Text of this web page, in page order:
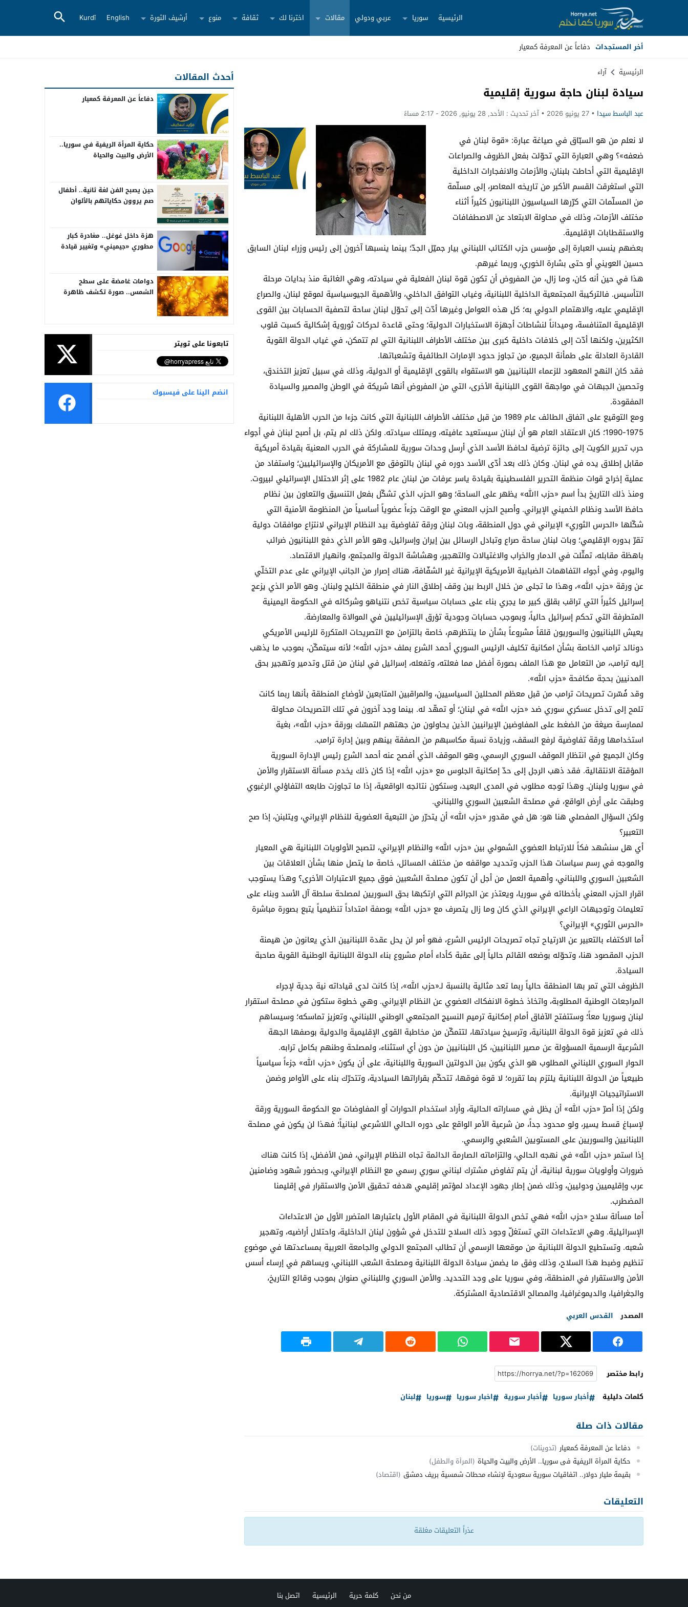
الرئيسية سوريا عربي ودولي مقالات اخترنا لك ثقافة منوع أرشيف الثورة English
Kurdî
أخر المستجدات دفاعاً عن المعرفة كمعيار
Previous
Next
الرئيسية آراء
سيادة لبنان حاجة سورية إقليمية
عبد الباسط سيدا 27 يونيو 2026 آخر تحديث : الأحد, 28 يونيو, 2026 - 2:17 مساءً
لا نعلم من هو السبّاق في صياغة عبارة: «قوة لبنان في
ضعفه»؟ وهي العبارة التي تحوّلت بفعل الظروف والصراعات
الإقليمية التي أحاطت بلبنان، والأزمات والانفجارات الداخلية
التي استغرقت القسم الأكبر من تاريخه المعاصر، إلى مسلّمة
من المسلّمات التي كرّرها السياسيون اللبنانيون كثيراً أثناء
مختلف الأزمات، وذلك في محاولة الابتعاد عن الاصطفافات
والاستقطابات الإقليمية.
بعضهم ينسب العبارة إلى مؤسس حزب الكتائب اللبناني بيار جميّل الجدّ؛ بينما ينسبها آخرون إلى رئيس وزراء لبنان السابق
حسين العويني أو حتى بشارة الخوري، وربما غيرهم.
هذا في حين أنه كان، وما زال، من المفروض أن تكون قوة لبنان الفعلية في سيادته، وهي الغائبة منذ بدايات مرحلة
التأسيس. فالتركيبة المجتمعية الداخلية اللبنانية، وغياب التوافق الداخلي، والأهمية الجيوسياسية لموقع لبنان، والصراع
الإقليمي عليه، والاهتمام الدولي به؛ كل هذه العوامل وغيرها أدّت إلى تحوّل لبنان ساحة لتصفية الحسابات بين القوى
الإقليمية المتنافسة، وميداناً لنشاطات أجهزة الاستخبارات الدولية؛ وحتى قاعدة لحركات ثوروية إشكالية كسبت قلوب
الكثيرين، ولكنها أدّت إلى خلافات داخلية كبرى بين مختلف الأطراف اللبنانية التي لم تتمكن، في غياب الدولة القوية
القادرة العادلة على طمأنة الجميع، من تجاوز حدود الإمارات الطائفية وتشعباتها.
فقد كان النهج المعهود للزعماء اللبنانيين هو الاستقواء بالقوى الإقليمية أو الدولية، وذلك في سبيل تعزيز التخندق،
وتحصين الجبهات في مواجهة القوى اللبنانية الأخرى، التي من المفروض أنها شريكة في الوطن والمصير والسيادة
المفقودة.
ومع التوقيع على اتفاق الطائف عام 1989 من قبل مختلف الأطراف اللبنانية التي كانت جزءا من الحرب الأهلية اللبنانية
1975-1990؛ كان الاعتقاد العام هو أن لبنان سيستعيد عافيته، ويمتلك سيادته. ولكن ذلك لم يتم، بل أصبح لبنان في أجواء
حرب تحرير الكويت إلى جائزة ترضية لحافظ الأسد الذي أرسل وحدات سورية للمشاركة في الحرب المعنية بقيادة أمريكية
مقابل إطلاق يده في لبنان. وكان ذلك بعد أدّى الأسد دوره في لبنان بالتوفق مع الأمريكان والإسرائيليين؛ واستفاد من
عملية إخراج قوات منظمة التحرير الفلسطينية بقيادة ياسر عرفات من لبنان عام 1982 على إثر الاحتلال الإسرائيلي لبيروت.
ومنذ ذلك التاريخ بدأ اسم «حزب االله» يظهر على الساحة؛ وهو الحزب الذي تشكّل بفعل التنسيق والتعاون بين نظام
حافظ الأسد ونظام الخميني الإيراني. وأصبح الحزب المعني مع الوقت جزءاً عضوياً أساسياً من المنظومة الأمنية التي
شكّلها «الحرس الثوري» الإيراني في دول المنطقة، وبات لبنان ورقة تفاوضية بيد النظام الإيراني لانتزاع موافقات دولية
تقرّ بدوره الإقليمي؛ وبات لبنان ساحة صراع وتبادل الرسائل بين إيران وإسرائيل، وهو الأمر الذي دفع اللبنانيون ضرائب
باهظة مقابله، تمثّلت في الدمار والخراب والاغتيالات والتهجير، وهشاشة الدولة والمجتمع، وانهيار الاقتصاد.
واليوم، وفي أجواء التفاهمات الضبابية الأمريكية الإيرانية غير الشفّافة، هناك إصرار من الجانب الإيراني على عدم التخلّي
عن ورقة «حزب الله»، وهذا ما تجلى من خلال الربط بين وقف إطلاق النار في منطقة الخليج ولبنان. وهو الأمر الذي يزعج
إسرائيل كثيراً التي تراقب بقلق كبير ما يجري بناء على حسابات سياسية تخص نتنياهو وشركائه في الحكومة اليمينية
المتطرفة التي تحكم إسرائيل حالياً، وبموجب حسابات وجودية تؤرق الإسرائيليين في الموالاة والمعارضة.
يعيش اللبنانيون والسوريون قلقاً مشروعاً بشأن ما ينتظرهم، خاصة بالتزامن مع التصريحات المتكررة للرئيس الأمريكي
دونالد ترامب الخاصة بشأن امكانية تكليف الرئيس السوري أحمد الشرع بملف «حزب الله»؛ لأنه سيتمكّن، بموجب ما يذهب
إليه ترامب، من التعامل مع هذا الملف بصورة أفضل مما فعلته، وتفعله، إسرائيل في لبنان من قتل وتدمير وتهجير بحق
المدنيين بحجة مكافحة «حزب الله».
وقد فُسّرت تصريحات ترامب من قبل معظم المحللين السياسيين، والمراقبين المتابعين لأوضاع المنطقة بأنها ربما كانت
تلمح إلى تدخل عسكري سوري ضد «حزب الله» في لبنان؛ أو تمهّد له. بينما وجد آخرون في تلك التصريحات محاولة
لممارسة صيغة من الضغط على المفاوضين الإيرانيين الذين يحاولون من جهتهم التمسّك بورقة «حزب الله»، بغية
استخدامها ورقة تفاوضية لرفع السقف، وزيادة نسبة مكاسبهم من الصفقة بينهم وبين إدارة ترامب.
وكان الجميع في انتظار الموقف السوري الرسمي، وهو الموقف الذي أفصح عنه أحمد الشرع رئيس الإدارة السورية
المؤقتة الانتقالية. فقد ذهب الرجل إلى حدّ إمكانية الجلوس مع «حزب الله» إذا كان ذلك يخدم مسألة الاستقرار والأمن
في سوريا ولبنان. وهذا توجه مطلوب في المدى البعيد، وستكون نتائجه الواقعية، إذا ما تجاوزت طابعه التفاؤلي الرغبوي
وطبقت على أرض الواقع، في مصلحة الشعبين السوري واللبناني.
ولكن السؤال المفصلي هنا هو: هل في مقدور «حزب الله» أن يتحرّر من التبعية العضوية للنظام الإيراني، ويتلبنن، إذا صح
التعبير؟
أي هل سنشهد فكاً للارتباط العضوي الشمولي بين «حزب الله» والنظام الإيراني، لتصبح الأولويات اللبنانية هي المعيار
والموجه في رسم سياسات هذا الحزب وتحديد مواقفه من مختلف المسائل، خاصة ما يتصل منها بشأن العلاقات بين
الشعبين السوري واللبناني، وأهمية العمل من أجل أن تكون مصلحة الشعبين فوق جميع الاعتبارات الأخرى؟ وهذا يستوجب
اقرار الحزب المعني بأخطائه في سوريا، ويعتذر عن الجرائم التي ارتكبها بحق السوريين لمصلحة سلطة آل الأسد وبناء على
تعليمات وتوجيهات الراعي الإيراني الذي كان وما زال يتصرف مع «حزب الله» بوصفة امتداداً تنظيمياً يتبع بصورة مباشرة
«الحرس الثوري» الإيراني؟
أما الاكتفاء بالتعبير عن الارتياح تجاه تصريحات الرئيس الشرع، فهو أمر لن يحل عقدة اللبنانيين الذي يعانون من هيمنة
الحزب المقصود هنا، وتحوّله بوضعه القائم حالياً إلى عقبة كأداء أمام مشروع بناء الدولة اللبنانية الوطنية القوية صاحبة
السيادة.
الظروف التي تمر بها المنطقة حالياً ربما تعد مثالية بالنسبة لـ«حزب الله»، إذا كانت لدى قياداته نية جدية لإجراء
المراجعات الوطنية المطلوبة، واتخاذ خطوة الانفكاك العضوي عن النظام الإيراني. وهي خطوة ستكون في مصلحة استقرار
لبنان وسوريا معاً؛ وستتفتح الآفاق أمام إمكانية ترميم النسيج المجتمعي الوطني اللبناني، وتعزيز تماسكه؛ وسيساهم
ذلك في تعزيز قوة الدولة اللبنانية، وترسيخ سيادتها، لتتمكّن من مخاطبة القوى الإقليمية والدولية بوصفها الجهة
الشرعية الرسمية المسؤولة عن مصير اللبنانيين، كل اللبنانيين من دون أي استثناء، ولمصلحة وطنهم بكامل ترابه.
الحوار السوري اللبناني المطلوب هو الذي يكون بين الدولتين السورية واللبنانية، على أن يكون «حزب الله» جزءاً سياسياً
طبيعياً من الدولة اللبنانية يلتزم بما تقرره؛ لا قوة فوقها، تتحكّم بقراراتها السيادية، وتتحرّك بناء على الأوامر وضمن
الاستراتيجيات الإيرانية.
ولكن إذا أصرّ «حزب الله» أن يظل في مساراته الحالية، وأراد استخدام الحوارات أو المفاوضات مع الحكومة السورية ورقة
لإسباغ قسط يسير، ولو محدود جداً، من شرعية الأمر الواقع على دوره الحالي اللاشرعي لبنانياً؛ فهذا لن يكون في مصلحة
اللبنانيين والسوريين على المستويين الشعبي والرسمي.
إذا استمر «حزب الله» في نهجه الحالي، والتزاماته الصارمة الدائمة تجاه النظام الإيراني، فمن الأفضل، إذا كانت هناك
ضرورات وأولويات سورية لبنانية، أن يتم تفاوض مشترك لبناني سوري رسمي مع النظام الإيراني، وبحضور شهود وضامنين
عرب وإقليميين ودوليين، وذلك ضمن إطار جهود الإعداد لمؤتمر إقليمي هدفه تحقيق الأمن والاستقرار في إقليمنا
المضطرب.
أما مسألة سلاح «حزب الله» فهي تخص الدولة اللبنانية في المقام الأول باعتبارها المتضرر الأول من الاعتداءات
الإسرائيلية. وهي الاعتداءات التي تستغلّ وجود ذلك السلاح للتدخل في شؤون لبنان الداخلية، واحتلال أراضيه، وتهجير
شعبه. وتستطيع الدولة اللبنانية من موقعها الرسمي أن تطالب المجتمع الدولي والجامعة العربية بمساعدتها في موضوع
تنظيم وضبط هذا السلاح، وذلك وفق ما يضمن سيادة الدولة اللبنانية ومصلحة الشعب اللبناني، ويساهم في إرساء أسس
الأمن والاستقرار في المنطقة، وفي سوريا على وجد التحديد. والأمن السوري واللبناني صنوان بموجب وقائع التاريخ،
والجغرافيا، والديموغرافيا، والمصالح الاقتصادية المشتركة.
المصدر القدس العربي
رابط مختصر
كلمات دليلية
أخبار سوريا أخبار سورية اخبار سوريا سوريا لبنان
مقالات ذات صلة
دفاعاً عن المعرفة كمعيار (تدوينات)
حكاية المرأة الريفية في سوريا.. الأرض والبيت والحياة (المرأة والطفل)
بقيمة مليار دولار.. اتفاقيات سورية سعودية لإنشاء محطات شمسية بريف دمشق (اقتصاد)
التعليقات
عذراً التعليقات مغلقة
أحدث المقالات
دفاعاً عن المعرفة كمعيار
حكاية المرأة الريفية في سوريا..
الأرض والبيت والحياة
حين يصبح الفن لغة ثانية.. أطفال
صم يروون حكاياتهم بالألوان
هزة داخل غوغل.. مغادرة كبار
مطوري «جيميني» وتغيير قيادة
دوامات غامضة على سطح
الشمس.. صورة تكشف ظاهرة
انضم الينا على فيسبوك
تابعونا على تويتر
من نحن كلمة حرية الرئيسية اتصل بنا